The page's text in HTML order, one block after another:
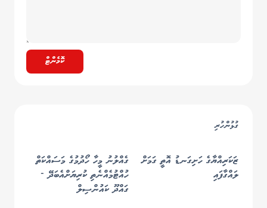
ކޮމެންޓް
ގުޅުންހުރި
ޒަކަރިއްޔާގެ ހަށިގަނޑު އޮތީ ގަމަށް
ލައްގާފައި
ގެއްލުނު މީހާ ހޯދުމުގެ މަސައްކަތް
ހުއްޓުމެއްނެތި ކުރިޔަށްއެބަދޭ -
ގައްދޫ ކައުންސިލް